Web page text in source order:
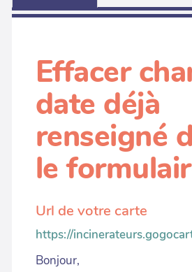
Effacer
date déjà
renseigné
le
Url de votre carte
https://
Bonjour,